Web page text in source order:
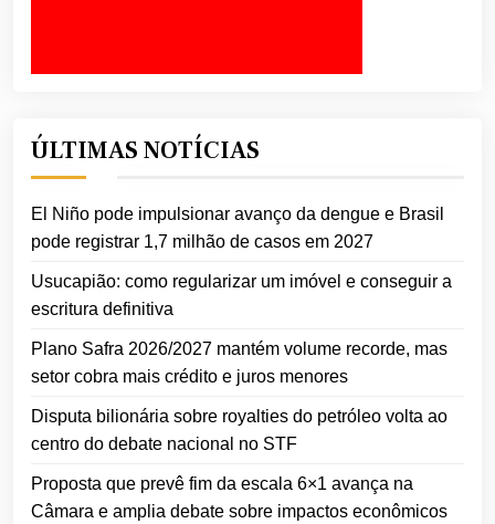
ÚLTIMAS NOTÍCIAS
El Niño pode impulsionar avanço da dengue e Brasil
pode registrar 1,7 milhão de casos em 2027
Usucapião: como regularizar um imóvel e conseguir a
escritura definitiva
Plano Safra 2026/2027 mantém volume recorde, mas
setor cobra mais crédito e juros menores
Disputa bilionária sobre royalties do petróleo volta ao
centro do debate nacional no STF
Proposta que prevê fim da escala 6×1 avança na
Câmara e amplia debate sobre impactos econômicos